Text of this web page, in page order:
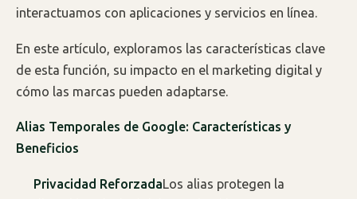
interactuamos con aplicaciones y servicios en línea.
En este artículo, exploramos las características clave
de esta función, su impacto en el marketing digital y
cómo las marcas pueden adaptarse.
Alias Temporales de Google: Características y
Beneficios
Privacidad ReforzadaLos alias protegen la